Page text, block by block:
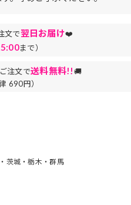
文で翌日お届け❤️
まで）
注文で送料無料!!🚚
690円）
茨城・栃木・群馬